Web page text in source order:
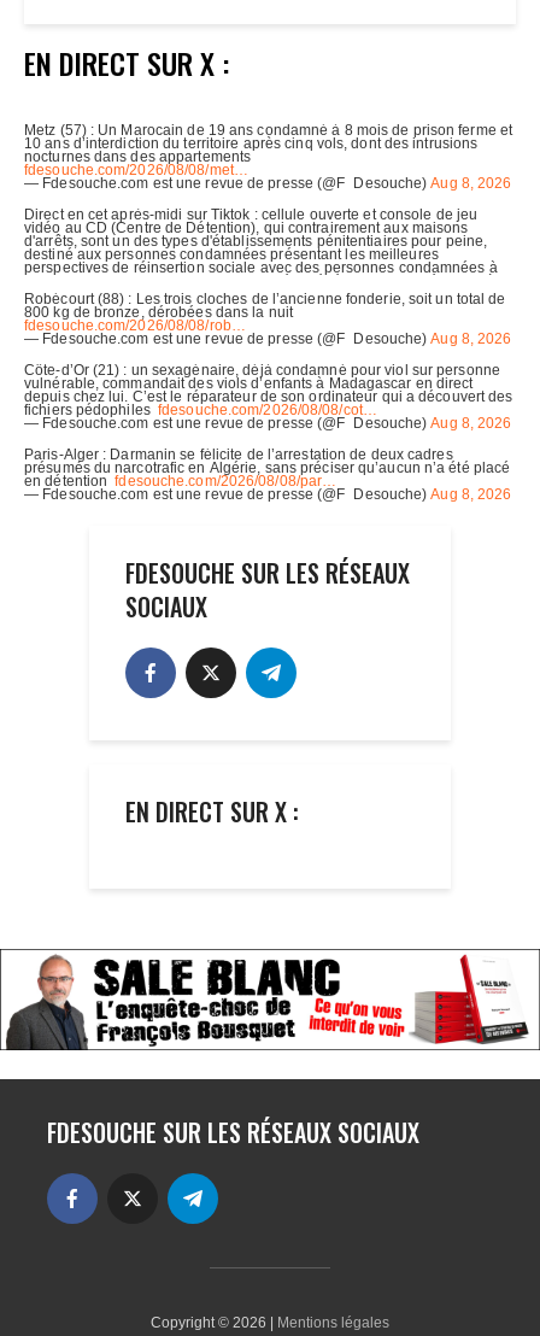
EN DIRECT SUR X :
FDESOUCHE SUR LES RÉSEAUX
SOCIAUX
EN DIRECT SUR X :
FDESOUCHE SUR LES RÉSEAUX SOCIAUX
Copyright © 2026 | Mentions légales